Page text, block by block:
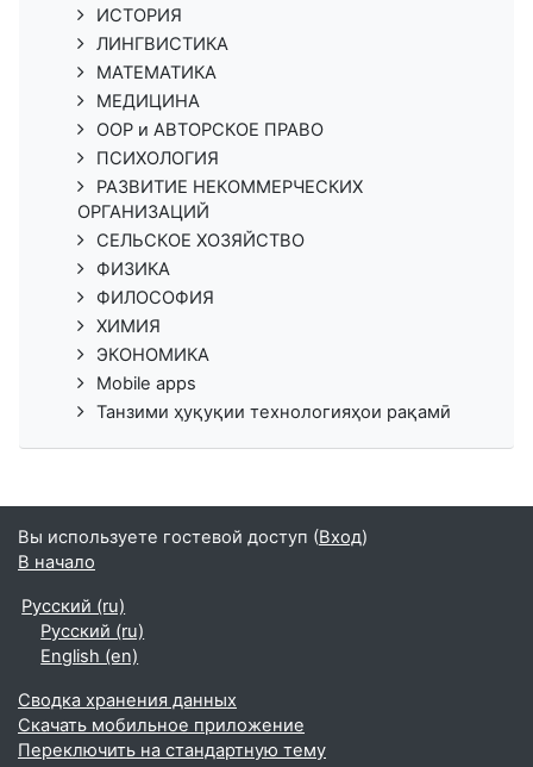
ИСТОРИЯ
ЛИНГВИСТИКА
МАТЕМАТИКА
МЕДИЦИНА
ООР и АВТОРСКОЕ ПРАВО
ПСИХОЛОГИЯ
РАЗВИТИЕ НЕКОММЕРЧЕСКИХ
ОРГАНИЗАЦИЙ
СЕЛЬСКОЕ ХОЗЯЙСТВО
ФИЗИКА
ФИЛОСОФИЯ
ХИМИЯ
ЭКОНОМИКА
Mobile apps
Танзими ҳуқуқии технологияҳои рақамӣ
Вы используете гостевой доступ (Вход)
В начало
Русский ‎(ru)‎
Русский ‎(ru)‎
English ‎(en)‎
Сводка хранения данных
Скачать мобильное приложение
Переключить на стандартную тему